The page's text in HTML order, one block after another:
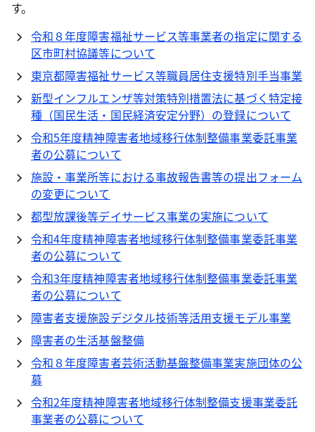
す。
令和８年度障害福祉サービス等事業者の指定に関する
区市町村協議等について
東京都障害福祉サービス等職員居住支援特別手当事業
新型インフルエンザ等対策特別措置法に基づく特定接
種（国民生活・国民経済安定分野）の登録について
令和5年度精神障害者地域移行体制整備事業委託事業
者の公募について
施設・事業所等における事故報告書等の提出フォーム
の変更について
都型放課後等デイサービス事業の実施について
令和4年度精神障害者地域移行体制整備事業委託事業
者の公募について
令和3年度精神障害者地域移行体制整備事業委託事業
者の公募について
障害者支援施設デジタル技術等活用支援モデル事業
障害者の生活基盤整備
令和８年度障害者芸術活動基盤整備事業実施団体の公
募
令和2年度精神障害者地域移行体制整備支援事業委託
事業者の公募について